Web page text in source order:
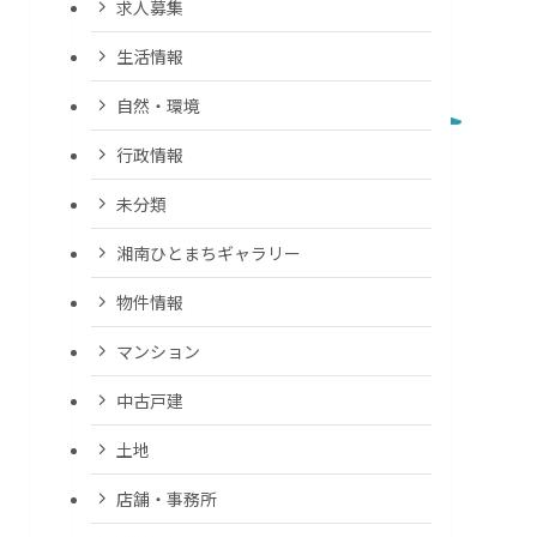
求人募集
生活情報
自然・環境
行政情報
未分類
湘南ひとまちギャラリー
物件情報
マンション
中古戸建
土地
店舗・事務所